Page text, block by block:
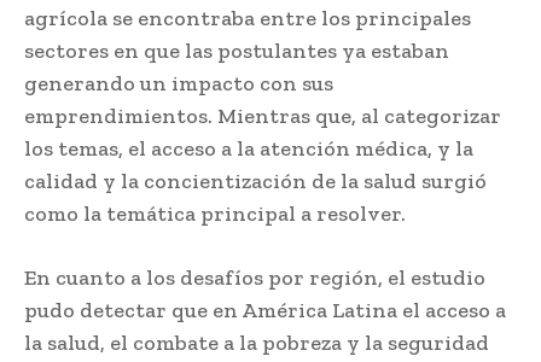
agrícola se encontraba entre los principales
sectores en que las postulantes ya estaban
generando un impacto con sus
emprendimientos. Mientras que, al categorizar
los temas, el acceso a la atención médica, y la
calidad y la concientización de la salud surgió
como la temática principal a resolver.
En cuanto a los desafíos por región, el estudio
pudo detectar que en América Latina el acceso a
la salud, el combate a la pobreza y la seguridad